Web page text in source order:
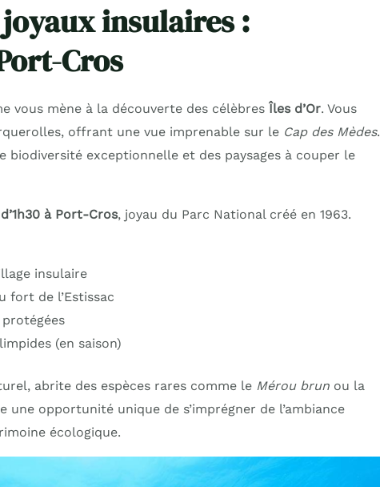
insulaires :
Cros
vous mène à la découverte des célèbres Îles d’Or. Vous
offrant une vue imprenable sur le Cap des Mèdes.
exceptionnelle et des paysages à couper le
à Port-Cros, joyau du Parc National créé en 1963.
insulaire
fort de l’Estissac
(en saison)
abrite des espèces rares comme le Mérou brunou la
une opportunité unique de s’imprégner de l’ambiance
écologique.